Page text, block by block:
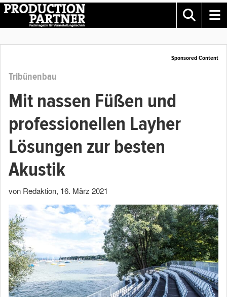
Sponsored Content
Tribünenbau
Mit nassen Füßen und
professionellen Layher
Lösungen zur besten
Akustik
von Redaktion, 16. März 2021